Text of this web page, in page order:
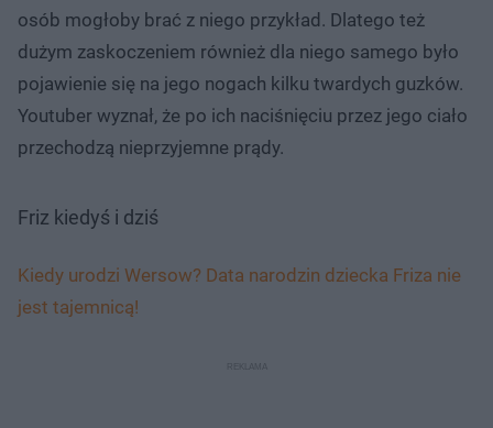
osób mogłoby brać z niego przykład. Dlatego też
dużym zaskoczeniem również dla niego samego było
pojawienie się na jego nogach kilku twardych guzków.
Youtuber wyznał, że po ich naciśnięciu przez jego ciało
przechodzą nieprzyjemne prądy.
Friz kiedyś i dziś
Kiedy urodzi Wersow? Data narodzin dziecka Friza nie
jest tajemnicą!